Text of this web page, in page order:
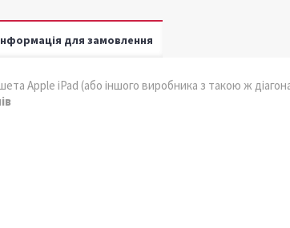
для замовлення
Apple iPad (або іншого виробника з такою ж